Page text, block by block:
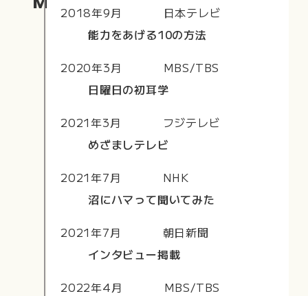
2018年9月
日本テレビ
能力をあげる10の方法
2020年3月
MBS/TBS
日曜日の初耳学
2021年3月
フジテレビ
めざましテレビ
2021年7月
NHK
沼にハマって聞いてみた
2021年7月
朝日新聞
インタビュー掲載
2022年4月
MBS/TBS